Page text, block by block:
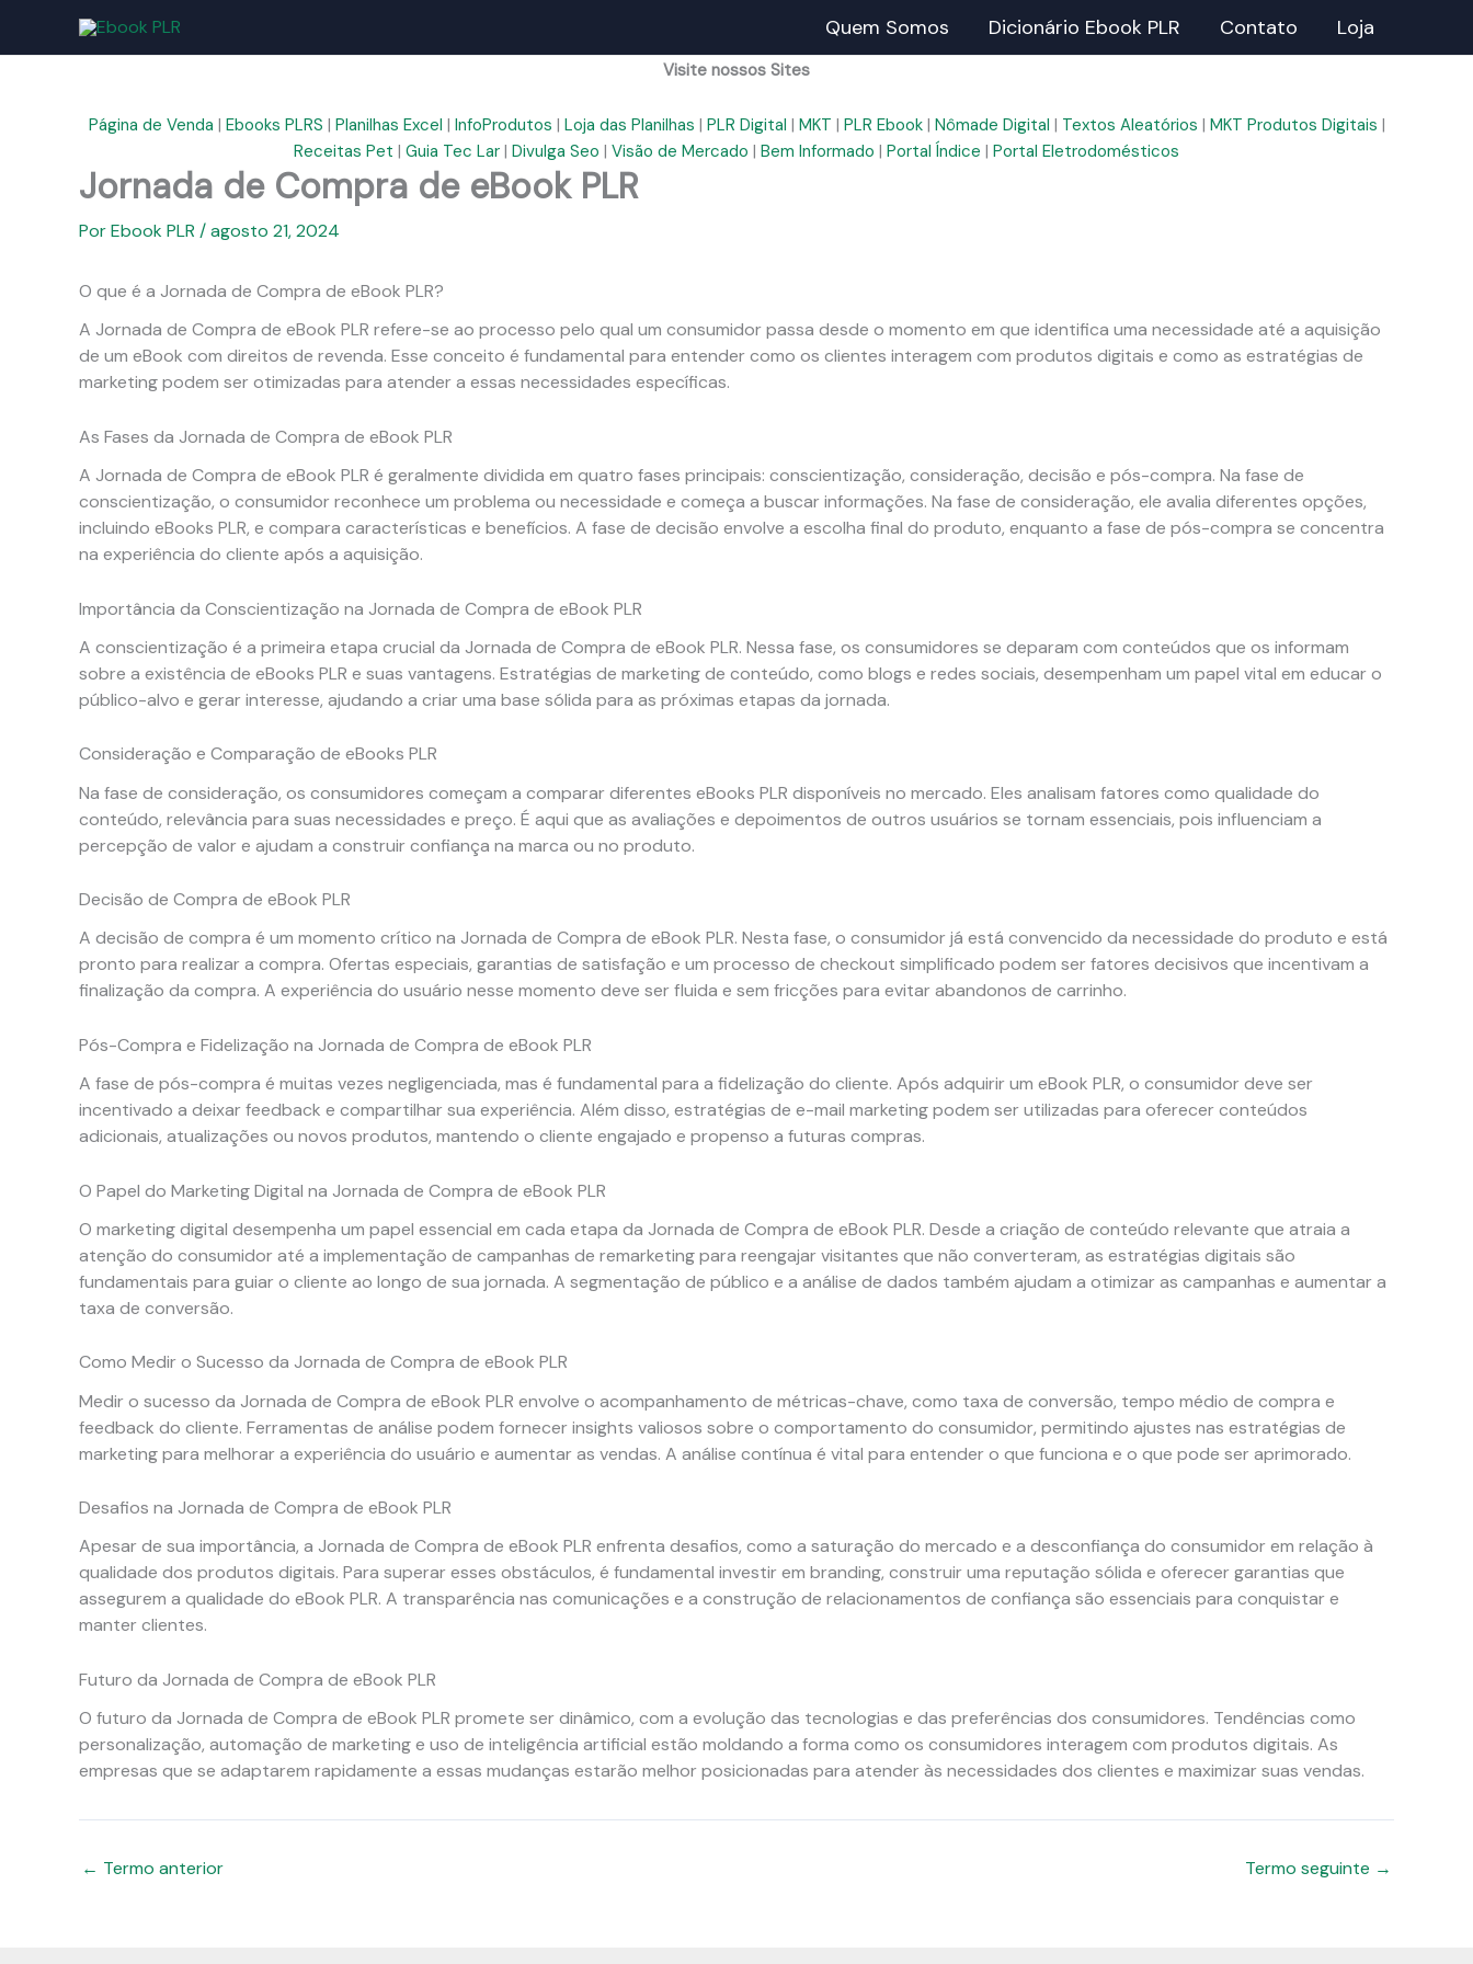
Quem Somos Dicionário Ebook PLR Contato Loja
Visite nossos Sites
Página de Venda | Ebooks PLRS | Planilhas Excel | InfoProdutos | Loja das Planilhas | PLR Digital | MKT | PLR Ebook| Nômade Digital | Textos Aleatórios | MKT Produtos Digitais |
Receitas Pet | Guia Tec Lar | Divulga Seo | Visão de Mercado | Bem Informado | Portal Índice | Portal Eletrodomésticos
Jornada de Compra de eBook PLR
PorEbook PLR /agosto 21, 2024
O que é a Jornada de Compra de eBook PLR?
A Jornada de Compra de eBook PLR refere-se ao processo pelo qual um consumidor passa desde o momento em que identifica uma necessidade até a aquisição
de um eBook com direitos de revenda. Esse conceito é fundamental para entender como os clientes interagem com produtos digitais e como as estratégias de
marketing podem ser otimizadas para atender a essas necessidades específicas.
As Fases da Jornada de Compra de eBook PLR
A Jornada de Compra de eBook PLR é geralmente dividida em quatro fases principais: conscientização, consideração, decisão e pós-compra. Na fase de
conscientização, o consumidor reconhece um problema ou necessidade e começa a buscar informações. Na fase de consideração, ele avalia diferentes opções,
incluindo eBooks PLR, e compara características e benefícios. A fase de decisão envolve a escolha final do produto, enquanto a fase de pós-compra se concentra
na experiência do cliente após a aquisição.
Importância da Conscientização na Jornada de Compra de eBook PLR
A conscientização é a primeira etapa crucial da Jornada de Compra de eBook PLR. Nessa fase, os consumidores se deparam com conteúdos que os informam
sobre a existência de eBooks PLR e suas vantagens. Estratégias de marketing de conteúdo, como blogs e redes sociais, desempenham um papel vital em educar o
público-alvo e gerar interesse, ajudando a criar uma base sólida para as próximas etapas da jornada.
Consideração e Comparação de eBooks PLR
Na fase de consideração, os consumidores começam a comparar diferentes eBooks PLR disponíveis no mercado. Eles analisam fatores como qualidade do
conteúdo, relevância para suas necessidades e preço. É aqui que as avaliações e depoimentos de outros usuários se tornam essenciais, pois influenciam a
percepção de valor e ajudam a construir confiança na marca ou no produto.
Decisão de Compra de eBook PLR
A decisão de compra é um momento crítico na Jornada de Compra de eBook PLR. Nesta fase, o consumidor já está convencido da necessidade do produto e está
pronto para realizar a compra. Ofertas especiais, garantias de satisfação e um processo de checkout simplificado podem ser fatores decisivos que incentivam a
finalização da compra. A experiência do usuário nesse momento deve ser fluida e sem fricções para evitar abandonos de carrinho.
Pós-Compra e Fidelização na Jornada de Compra de eBook PLR
A fase de pós-compra é muitas vezes negligenciada, mas é fundamental para a fidelização do cliente. Após adquirir um eBook PLR, o consumidor deve ser
incentivado a deixar feedback e compartilhar sua experiência. Além disso, estratégias de e-mail marketing podem ser utilizadas para oferecer conteúdos
adicionais, atualizações ou novos produtos, mantendo o cliente engajado e propenso a futuras compras.
O Papel do Marketing Digital na Jornada de Compra de eBook PLR
O marketing digital desempenha um papel essencial em cada etapa da Jornada de Compra de eBook PLR. Desde a criação de conteúdo relevante que atraia a
atenção do consumidor até a implementação de campanhas de remarketing para reengajar visitantes que não converteram, as estratégias digitais são
fundamentais para guiar o cliente ao longo de sua jornada. A segmentação de público e a análise de dados também ajudam a otimizar as campanhas e aumentar a
taxa de conversão.
Como Medir o Sucesso da Jornada de Compra de eBook PLR
Medir o sucesso da Jornada de Compra de eBook PLR envolve o acompanhamento de métricas-chave, como taxa de conversão, tempo médio de compra e
feedback do cliente. Ferramentas de análise podem fornecer insights valiosos sobre o comportamento do consumidor, permitindo ajustes nas estratégias de
marketing para melhorar a experiência do usuário e aumentar as vendas. A análise contínua é vital para entender o que funciona e o que pode ser aprimorado.
Desafios na Jornada de Compra de eBook PLR
Apesar de sua importância, a Jornada de Compra de eBook PLR enfrenta desafios, como a saturação do mercado e a desconfiança do consumidor em relação à
qualidade dos produtos digitais. Para superar esses obstáculos, é fundamental investir em branding, construir uma reputação sólida e oferecer garantias que
assegurem a qualidade do eBook PLR. A transparência nas comunicações e a construção de relacionamentos de confiança são essenciais para conquistar e
manter clientes.
Futuro da Jornada de Compra de eBook PLR
O futuro da Jornada de Compra de eBook PLR promete ser dinâmico, com a evolução das tecnologias e das preferências dos consumidores. Tendências como
personalização, automação de marketing e uso de inteligência artificial estão moldando a forma como os consumidores interagem com produtos digitais. As
empresas que se adaptarem rapidamente a essas mudanças estarão melhor posicionadas para atender às necessidades dos clientes e maximizar suas vendas.
← Termo anterior Termo seguinte →